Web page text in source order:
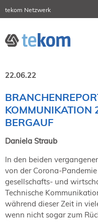
tekom Netzwerk
tech-writer.info
Tagungen
18.-19. März 2027
Information Energy
7.-8. Mai 2026 in St. Leon-Rot
tcworld China
20.-21. Mai 2027 in Shanghai
Evolution of TC
2.-3. Juni 2026 in Sofia
FokusTag DPP
19. Juni 2026 in Wiesbaden
22.06.22
KOMMUNIKATION
BERGAUF
Daniela Straub
In den beiden
von der Corona-
gesellschafts- und
Technische
während dieser Zeit in
wenn nicht sogar zum